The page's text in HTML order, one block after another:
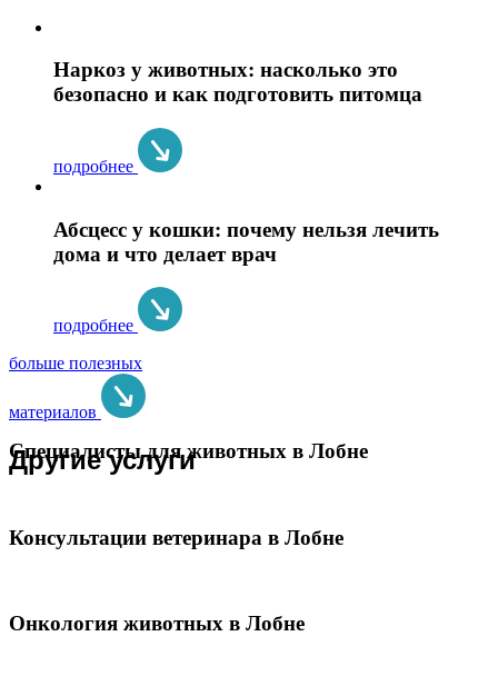
Наркоз у животных: насколько это
безопасно и как подготовить питомца
подробнее
Абсцесс у кошки: почему нельзя лечить
дома и что делает врач
подробнее
больше полезных
материалов
Другие услуги
Специалисты для животных в Лобне
Консультации ветеринара в Лобне
Онкология животных в Лобне